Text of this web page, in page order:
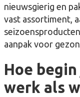
nieuwsgierig en
vast assortiment,
aanpak voor
Hoe
werk als